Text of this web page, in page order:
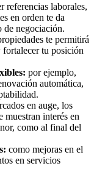
referencias laborales,
en orden te da
de negociación.
te permitirá
tu posición
por ejemplo,
automática,
en auge, los
interés en
como al final del
como mejoras en el
en servicios